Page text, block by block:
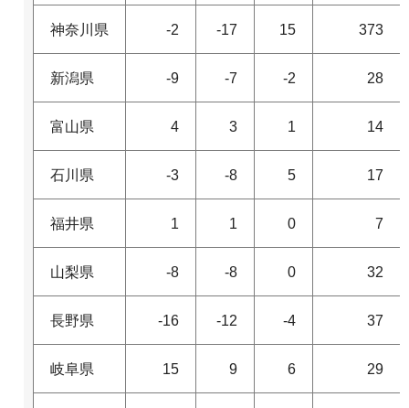
神奈川県 -2 -17 15 373
新潟県 -9 -7 -2 28
富山県 4 3 1 14
石川県 -3 -8 5 17
福井県 1 1 0 7
山梨県 -8 -8 0 32
長野県 -16 -12 -4 37
岐阜県 15 9 6 29